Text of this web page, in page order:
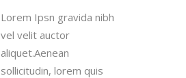
Lorem Ipsn gravida nibh
vel velit auctor
aliquet.Aenean
sollicitudin, lorem quis